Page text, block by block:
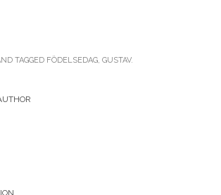
TAGGED FÖDELSEDAG, GUSTAV.